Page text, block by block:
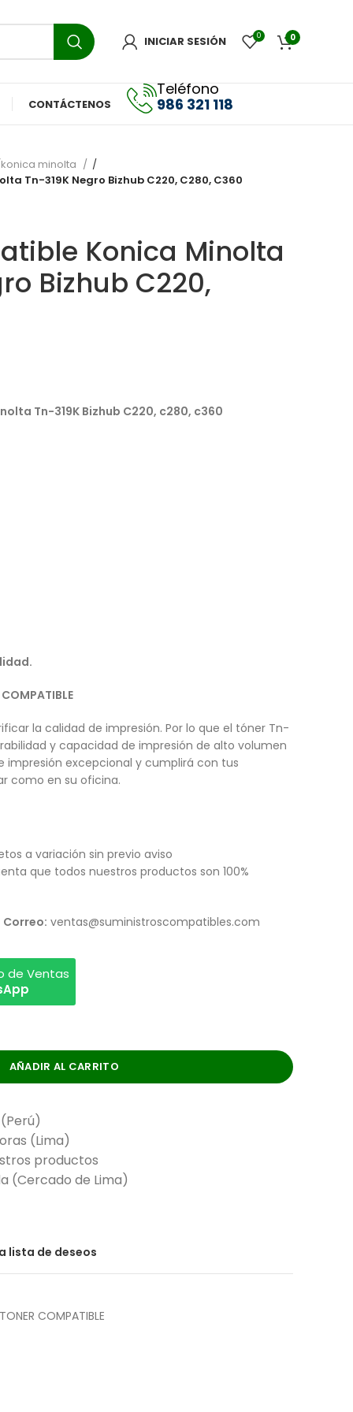
INICIAR SESIÓN 0 0
CONTÁCTENOS
Teléfono
986 321 118
konica minolta
Tn-319K Negro Bizhub C220, C280, C360
Konica Minolta
Bizhub C220,
Tn-319K Bizhub C220, c280, c360
la calidad de impresión. Por lo que el tóner Tn-
y capacidad de impresión de alto volumen
impresión excepcional y cumplirá con tus
como en su oficina.
a variación sin previo aviso
que todos nuestros productos son 100%
Correo: ventas@suministroscompatibles.com
de Ventas
AÑADIR AL CARRITO
(Lima)
productos
(Cercado de Lima)
lista de deseos
COMPATIBLE